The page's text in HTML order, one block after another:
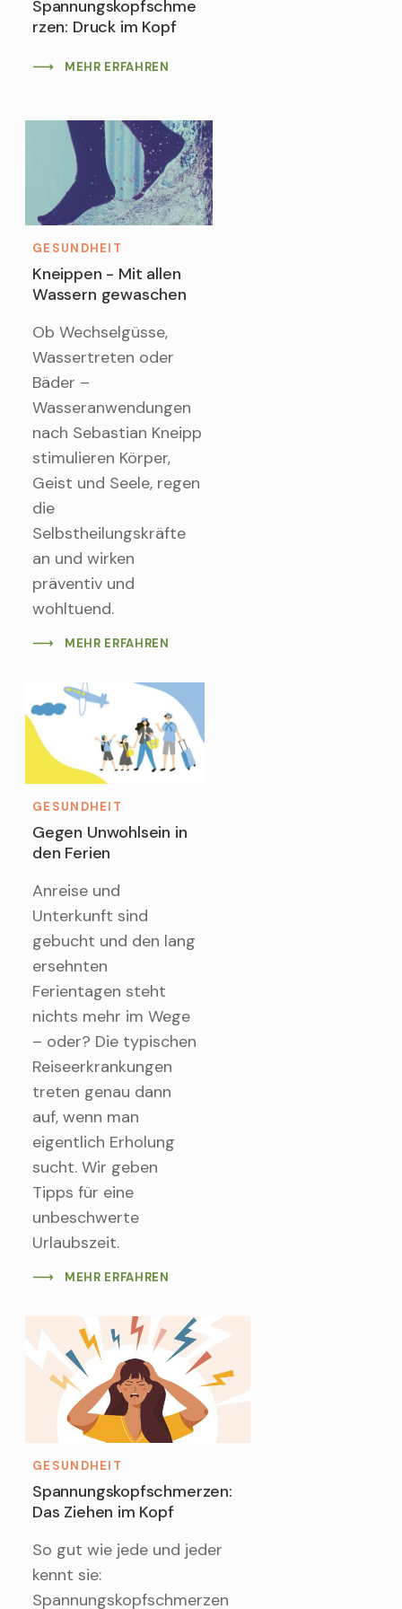
Spannungskopfschme
rzen: Druck im Kopf
MEHR ERFAHREN
GESUNDHEIT
Kneippen - Mit allen
Wassern gewaschen
Ob Wechselgüsse,
Wassertreten oder
Bäder –
Wasseranwendungen
nach Sebastian Kneipp
stimulieren Körper,
Geist und Seele, regen
die
Selbstheilungskräfte
an und wirken
präventiv und
wohltuend.
MEHR ERFAHREN
GESUNDHEIT
Gegen Unwohlsein in
den Ferien
Anreise und
Unterkunft sind
gebucht und den lang
ersehnten
Ferientagen steht
nichts mehr im Wege
– oder? Die typischen
Reiseerkrankungen
treten genau dann
auf, wenn man
eigentlich Erholung
sucht. Wir geben
Tipps für eine
unbeschwerte
Urlaubszeit.
MEHR ERFAHREN
GESUNDHEIT
Spannungskopfschmerzen:
Das Ziehen im Kopf
So gut wie jede und jeder
kennt sie:
Spannungskopfschmerzen